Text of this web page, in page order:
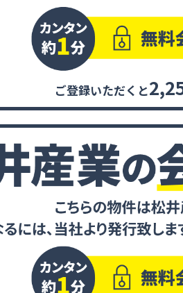
ご登録いただくと